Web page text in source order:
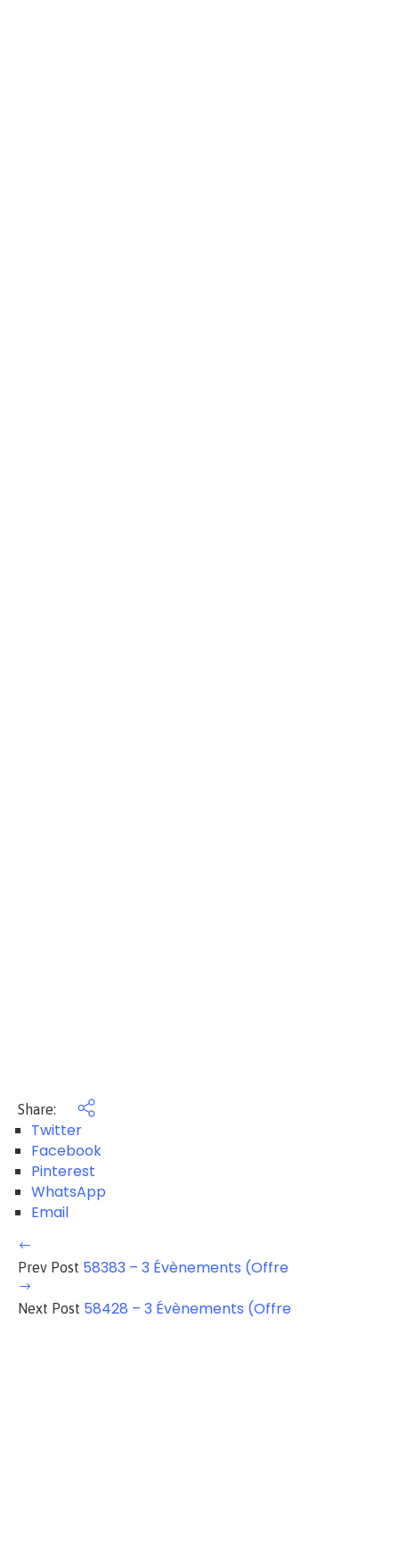
Share:
Twitter
Facebook
Pinterest
WhatsApp
Email
Prev Post 58383 – 3 Évènements (Offre
Next Post 58428 – 3 Évènements (Offre